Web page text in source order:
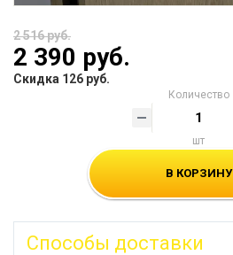
2 516 руб.
2 390 руб.
Скидка 126 руб.
Количество
шт
В КОРЗИНУ
Способы доставки